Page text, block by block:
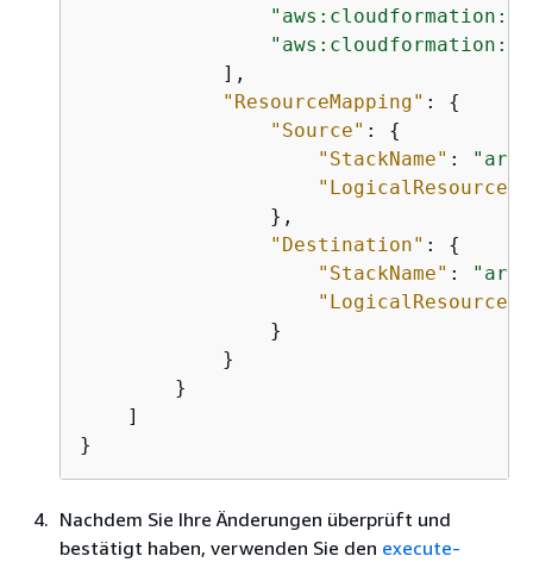
            ],
"ResourceMapping" : {
"Source" : {
"StackName" :
                },
"Destination" : {
"StackName" :
                }
            }
        }
    ]
}
Nachdem Sie Ihre Änderungen überprüft und
bestätigt haben, verwenden Sie den execute-